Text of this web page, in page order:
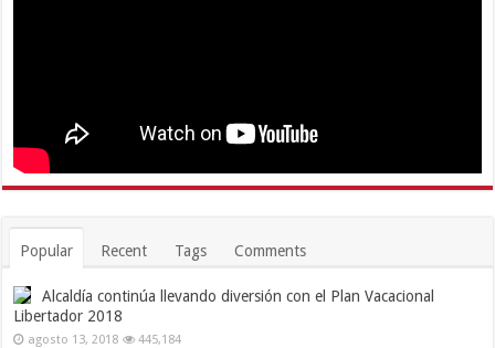
Popular Recent Tags Comments
Alcaldía continúa llevando diversión con el Plan Vacacional
Libertador 2018
agosto 13, 2018 445,184